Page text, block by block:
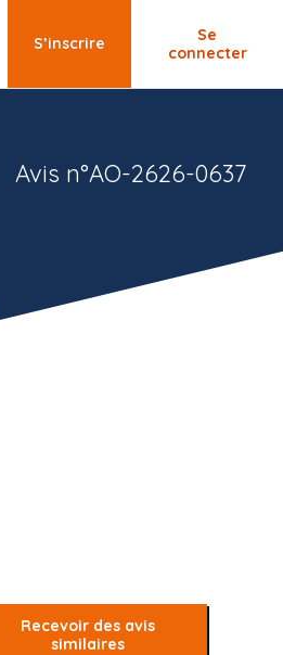
S’inscrire
Se
connecter
Avis n°AO-2626-0637
Recevoir des avis
similaires